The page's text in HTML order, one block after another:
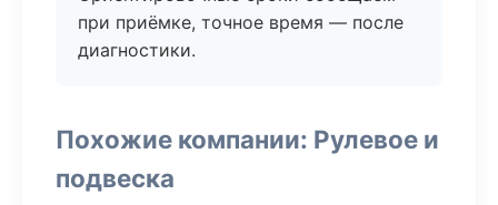
при приёмке, точное время — после
диагностики.
Похожие компании: Рулевое и
подвеска